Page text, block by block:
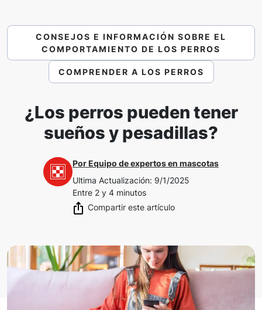
CONSEJOS E INFORMACIÓN SOBRE EL
COMPORTAMIENTO DE LOS PERROS
COMPRENDER A LOS PERROS
¿Los perros pueden tener
sueños y pesadillas?
PorEquipo de expertos en mascotas
Ultima Actualización: 9/1/2025
Entre 2 y 4 minutos
Compartir este artículo